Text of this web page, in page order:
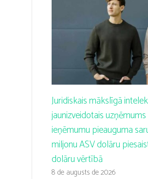
Juridiskais mākslīgā
jaunizveidotais
ieņēmumu pieauguma
miljonu ASV dolāru
dolāru vērtībā
8 de augusts de 2026